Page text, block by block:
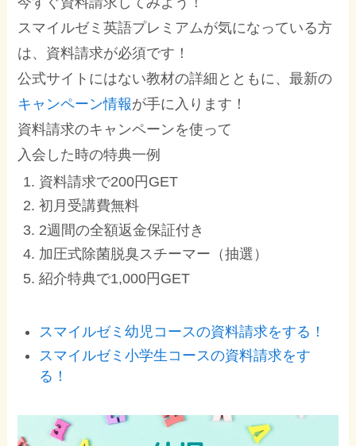
スマイルゼミ英語プレミアムが気になっている方
は、資料請求が必須です！
公式サイトにはない教材の詳細とともに、最新の
キャンペーン情報が手に入ります！
資料請求のキャンペーンを使って
入会した時の特典一例
資料請求で200円GET
初月受講費無料
2週間の全額返金保証付き
加圧式除菌脱臭スチーマー（抽選）
紹介特典で1,000円GET
スマイルゼミ幼児コースの資料請求をする！
スマイルゼミ小学生コースの資料請求をす
る！